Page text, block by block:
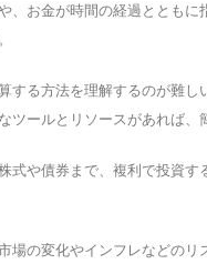
、お金が時間の経過とともに
する方法を理解するのが難し
ツールとリソースがあれば、
式や債券まで、複利で投資す
場の変化やインフレなどのリ